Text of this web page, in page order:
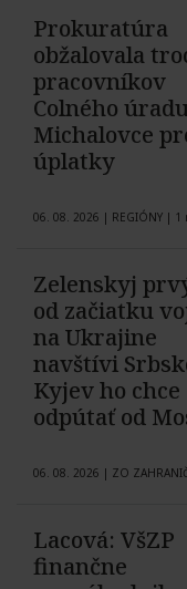
Prokuratúra
obžalovala
pracovníkov
Colného
Michalovce
úplatky
06. 08. 2026 | REGIÓNY | 1
Zelenskyj
od začiatku
na Ukrajine
navštívi
Kyjev ho chce
odpútať od
06. 08. 2026 | ZO
Lacová: VšZP
finančne